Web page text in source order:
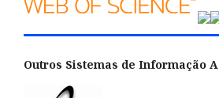
Outros Sistemas de Informação